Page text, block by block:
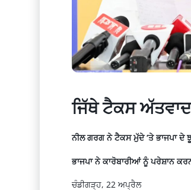
ਜਿੱਥੇ ਟੈਕਸ
ਨੀਲ ਗਰਗ ਨੇ ਟੈਕਸ ਮੁੱਦੇ ‘ਤੇ ਭਾਜਪਾ ਦੇ
ਭਾਜਪਾ ਨੇ ਕਾਰੋਬਾਰੀਆਂ ਨੂੰ ਪਰੇਸ਼ਾਨ
ਚੰਡੀਗੜ੍ਹ, 22 ਅਪ੍ਰੈਲ